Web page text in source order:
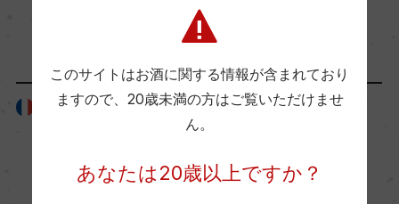
醗酵：ステンレスタンク及び円錐型のオーク樽/一
部オーク樽にてマロラクティック醗酵
熟成：オーク樽(228L、新樽30%/米産70%&仏産3
「生産者」が同じ商品
フランス フランス
このサイトはお酒に関する情報が含まれており
ますので、 20歳未満の方はご覧いただけませ
ん。
あなたは20歳以上ですか？